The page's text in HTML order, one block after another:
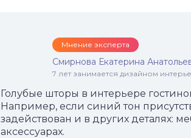
Мнение эксперта
Смирнова Екатерина
7 лет занимается дизайном
Голубые шторы в интерьере
Например, если синий тон
задействован и в других деталях:
аксессуарах.